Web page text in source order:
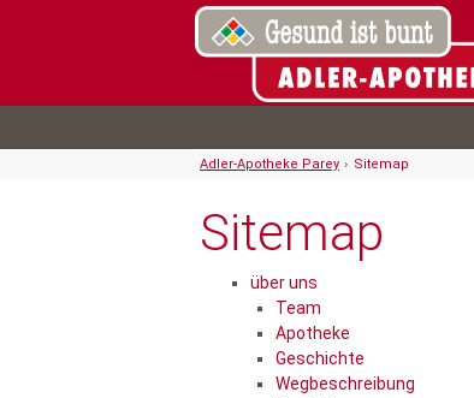
Adler-Apotheke Parey › Sitemap
Sitemap
über uns
Team
Apotheke
Geschichte
Wegbeschreibung